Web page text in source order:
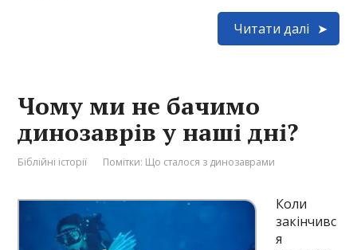
Читати далі
Чому ми не бачимо
динозаврів у наші дні?
Біблійні історії Помітки: Що сталося з динозаврами
Коли
закінчивс
я